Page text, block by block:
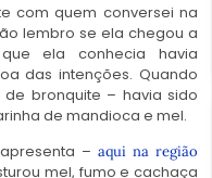
com quem conversei na
lembro se ela chegou a
ela conhecia havia
das intenções. Quando
bronquite – havia sido
de mandioca e mel.
– aqui na região
mel, fumo e cachaça